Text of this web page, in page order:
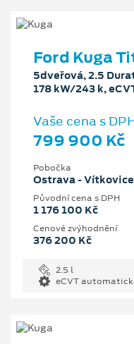
Ford Kuga
5dveřová, 2.5
178 kW/243 k,
Vaše cena s
799 900 Kč
Pobočka
Ostrava - Vítkovice
Původní cena s DPH
1 176 100 Kč
Cenové zvýhodnění
376 200 Kč
2.5 l
eCVT